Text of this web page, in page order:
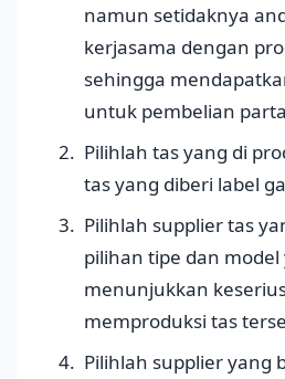
namun setidaknya
kerjasama dengan
sehingga
untuk pembelian
Pilihlah tas yang di
tas yang diberi label
Pilihlah supplier tas
pilihan tipe dan
menunjukkan
memproduksi tas
Pilihlah supplier yang